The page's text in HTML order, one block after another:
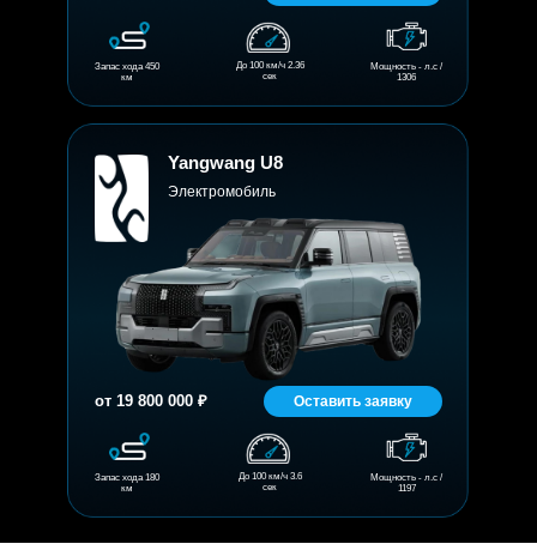
Запас хода 180
км
Мощность - л.с /
1197
Оставить заявку
Yangwang U8
Электромобиль
от 19 800 000 ₽
До 100 км/ч 3.6
сек
Запас хода 450
км
Мощность - л.с /
1306
До 100 км/ч 2.36
сек